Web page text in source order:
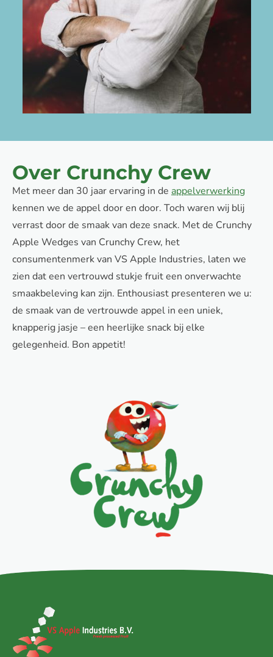
Over Crunchy Crew
Met meer dan 30 jaar ervaring in de appelverwerking
kennen we de appel door en door. Toch waren wij blij
verrast door de smaak van deze snack. Met de Crunchy
Apple Wedges van Crunchy Crew, het
consumentenmerk van VS Apple Industries, laten we
zien dat een vertrouwd stukje fruit een onverwachte
smaakbeleving kan zijn. Enthousiast presenteren we u:
de smaak van de vertrouwde appel in een uniek,
knapperig jasje – een heerlijke snack bij elke
gelegenheid. Bon appetit!